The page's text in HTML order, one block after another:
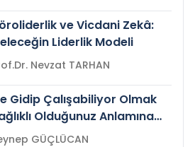
ve Vicdani Zekâ:
Liderlik Modeli
Prof.Dr. Nevzat TARHAN
Gidip Çalışabiliyor Olmak
Olduğunuz Anlamına
mi?Zeynep GÜÇLÜCAN